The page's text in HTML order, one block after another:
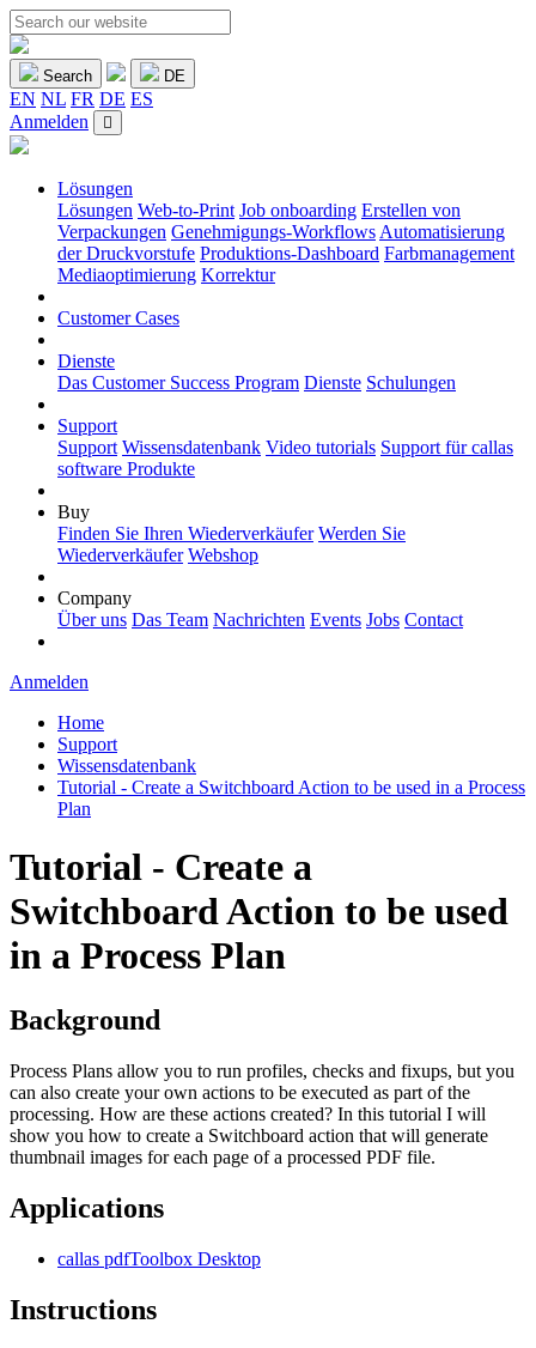
Search DE
EN NL FR DE ES
Anmelden
Lösungen
Lösungen Web-to-Print Job onboarding Erstellen von
Verpackungen Genehmigungs-Workflows Automatisierung
der Druckvorstufe Produktions-Dashboard Farbmanagement
Mediaoptimierung Korrektur
Customer Cases
Dienste
Das Customer Success Program Dienste Schulungen
Support
Support Wissensdatenbank Video tutorials Support für callas
software Produkte
Buy
Finden Sie Ihren Wiederverkäufer Werden Sie
Wiederverkäufer Webshop
Company
Über uns Das Team Nachrichten Events Jobs Contact
Anmelden
Home
Support
Wissensdatenbank
Tutorial - Create a Switchboard Action to be used in a Process
Plan
Tutorial - Create a
Switchboard Action to be used
in a Process Plan
Background
Process Plans allow you to run profiles, checks and fixups, but you
can also create your own actions to be executed as part of the
processing. How are these actions created? In this tutorial I will
show you how to create a Switchboard action that will generate
thumbnail images for each page of a processed PDF file.
Applications
callas pdfToolbox Desktop
Instructions